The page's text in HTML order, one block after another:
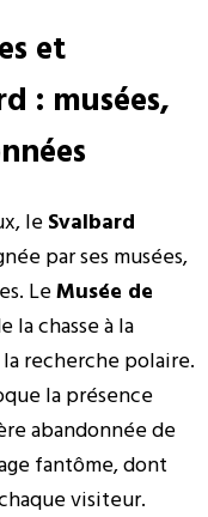
et
: musées,
leSvalbard
par ses musées,
LeMusée de
la chasse à la
recherche polaire.
la présence
abandonnée de
fantôme, dont
visiteur.